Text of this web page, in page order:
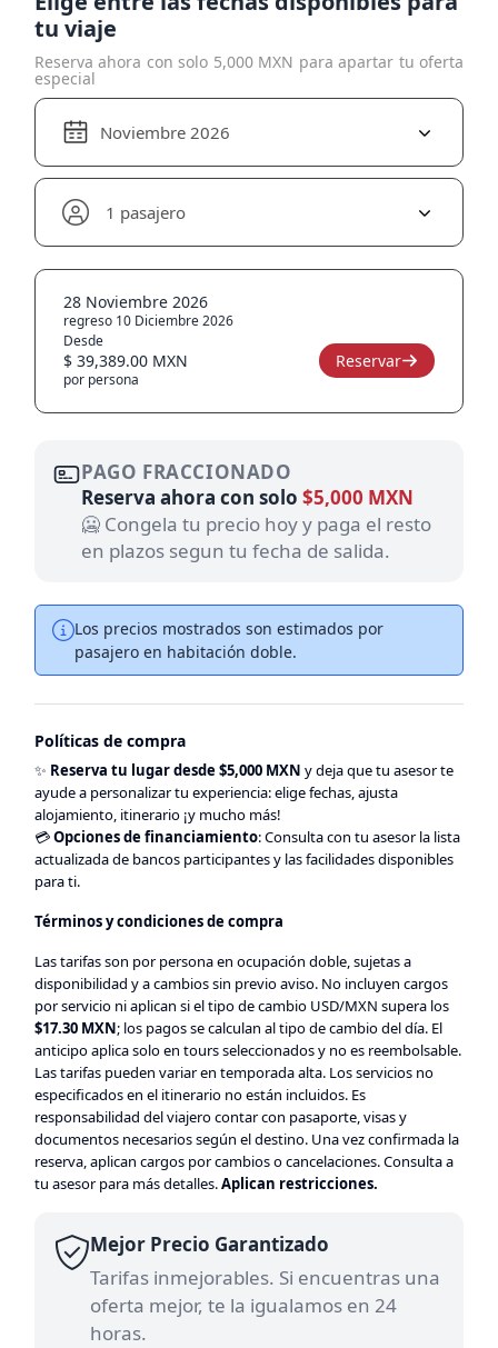
tu viaje
Reserva ahora con solo 5,000 MXN para apartar tu oferta
especial
Noviembre 2026
1 pasajero
28 Noviembre 2026
regreso 10 Diciembre 2026
Desde
$ 39,389.00 MXN
por persona
Reservar
PAGO FRACCIONADO
Reserva ahora con solo $5,000 MXN
🥶 Congela tu precio hoy y paga el resto
en plazos segun tu fecha de salida.
Los precios mostrados son estimados por
pasajero en habitación doble.
Políticas de compra
✨ Reserva tu lugar desde $5,000 MXN y deja que tu asesor te
ayude a personalizar tu experiencia: elige fechas, ajusta
alojamiento, itinerario ¡y mucho más!
💳Opciones de financiamiento: Consulta con tu asesor la lista
actualizada de bancos participantes y las facilidades disponibles
para ti.
Términos y condiciones de compra
Las tarifas son por persona en ocupación doble, sujetas a
disponibilidad y a cambios sin previo aviso. No incluyen cargos
por servicio ni aplican si el tipo de cambio USD/MXN supera los
$17.30 MXN; los pagos se calculan al tipo de cambio del día. El
anticipo aplica solo en tours seleccionados y no es reembolsable.
Las tarifas pueden variar en temporada alta. Los servicios no
especificados en el itinerario no están incluidos. Es
responsabilidad del viajero contar con pasaporte, visas y
documentos necesarios según el destino. Una vez confirmada la
reserva, aplican cargos por cambios o cancelaciones. Consulta a
tu asesor para más detalles.Aplican restricciones.
Mejor Precio Garantizado
Tarifas inmejorables. Si encuentras una
oferta mejor, te la igualamos en 24
horas.